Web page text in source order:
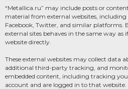
“Metallica.ru” may include posts or
material from external websites,
Facebook, Twitter, and similar platforms.
external sites behaves in the same way
website directly.
These external websites may collect data
additional third-party tracking, and
embedded content, including tracking
account and are logged in to that website.